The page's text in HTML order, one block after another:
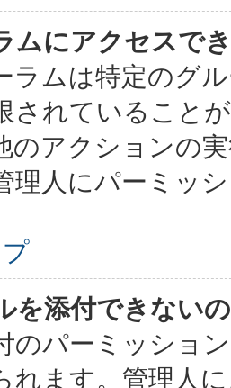
ムにアクセスで
ラムは特定のグ
されていること
のアクションの
理人にパーミッ
を添付できない
のパーミッショ
れます。管理人